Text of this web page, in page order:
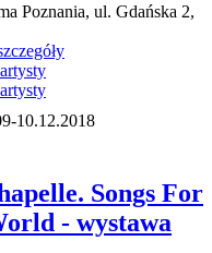
Poznania, ul. Gdańska 2,
10.12.2018
Songs For
- wystawa